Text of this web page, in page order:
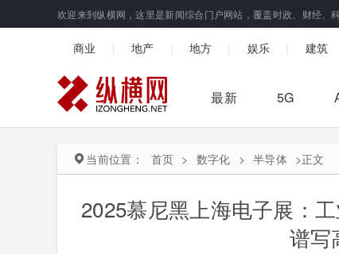
欢迎来到纵横网，这里是新闻综合门户网站，覆盖时政、财经、
商业 地产 地方 娱乐 建筑
最新 5G
当前位置： 首页 > 数字化 > 半导体 >正文
2025慕尼黑上海电子展：
谱写